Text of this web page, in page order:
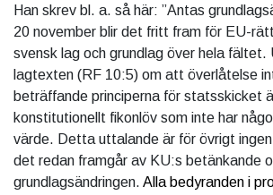
Han skrev bl. a. så här: ”Antas
20 november blir det fritt fram för EU-
svensk lag och grundlag över hela fältet.
lagtexten (RF 10:5) om att överlåtelse
beträffande principerna för statsskicket
konstitutionellt fikonlöv som inte har
värde. Detta uttalande är för övrigt
det redan framgår av KU:s betänkande
grundlagsändringen. Alla bedyranden i